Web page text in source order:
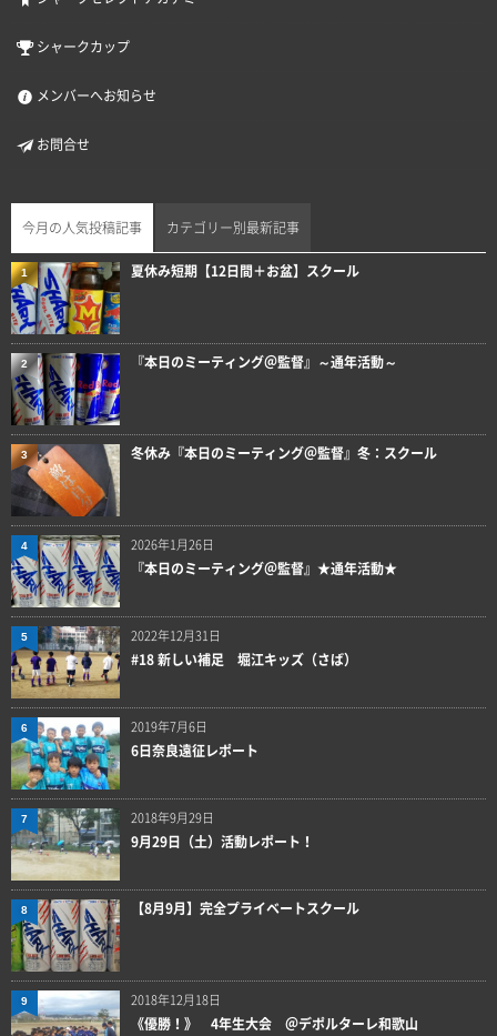
シャークカップ
メンバーへお知らせ
お問合せ
今月の人気投稿記事 カテゴリー別最新記事
夏休み短期【12日間＋お盆】スクール
1
『本日のミーティング＠監督』～通年活動～
2
冬休み『本日のミーティング＠監督』冬：スクール
3
2026年1月26日
『本日のミーティング＠監督』★通年活動★
4
2022年12月31日
#18 新しい補足 堀江キッズ（さば）
5
2019年7月6日
6日奈良遠征レポート
6
2018年9月29日
9月29日（土）活動レポート！
7
【8月9月】完全プライベートスクール
8
2018年12月18日
《優勝！》 4年生大会 ＠デポルターレ和歌山
9